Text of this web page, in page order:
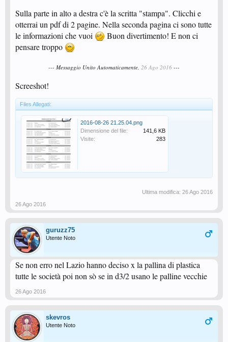
Sulla parte in alto a destra c'è la scritta "stampa". Clicchi e
otterrai un pdf di 2 pagine. Nella seconda pagina ci sono tutte
le informazioni che vuoi
Buon divertimento! E non ci
pensare troppo
--- Messaggio Unito Automaticamente, 26 Ago 2016 ---
Screeshot!
Files Allegati:
2016-08-26 21.25.04.png
Dimensione del file:
141,6 KB
Visite:
283
Ultima modifica: 26 Ago 2016
26 Ago 2016
guruzz75
Utente Noto
Se non erro nel Lazio hanno deciso x la pallina di plastica
tutte le società poi non sò se in d3/2 usano le palline vecchie
26 Ago 2016
skevros
Utente Noto